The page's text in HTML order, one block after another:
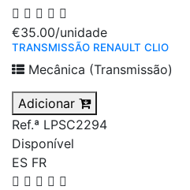
€35.00/unidade
TRANSMISSÃO RENAULT CLIO
Mecânica (Transmissão)
Adicionar
Ref.ª LPSC2294
Disponível
ES FR